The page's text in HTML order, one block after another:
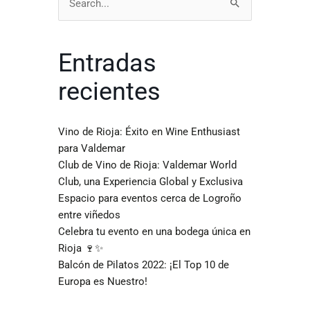
Buscar
por:
Entradas
recientes
Vino de Rioja: Éxito en Wine Enthusiast
para Valdemar
Club de Vino de Rioja: Valdemar World
Club, una Experiencia Global y Exclusiva
Espacio para eventos cerca de Logroño
entre viñedos
Celebra tu evento en una bodega única en
Rioja 🍷✨
Balcón de Pilatos 2022: ¡El Top 10 de
Europa es Nuestro!